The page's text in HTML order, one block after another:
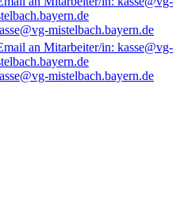
mistelbach.bayern.de
mistelbach.bayern.de